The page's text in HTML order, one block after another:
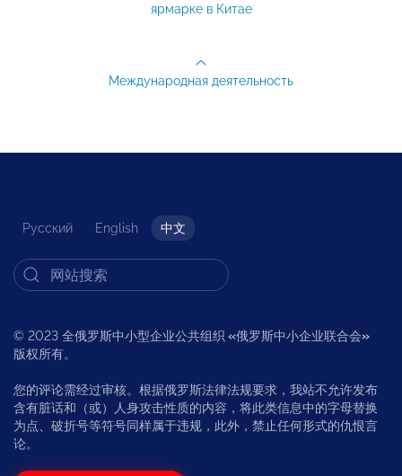
ярмарке в Китае
Международная деятельность
Русский English 中文
© 2023 全俄罗斯中小型企业公共组织 «俄罗斯中小企业联合会»
版权所有。
您的评论需经过审核。根据俄罗斯法律法规要求，我站不允许发布
含有脏话和（或）人身攻击性质的内容，将此类信息中的字母替换
为点、破折号等符号同样属于违规，此外，禁止任何形式的仇恨言
论。